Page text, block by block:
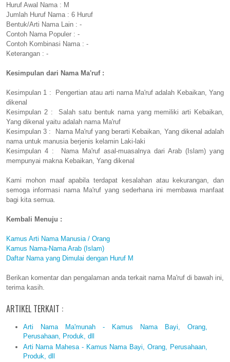
Huruf Awal Nama : M
Jumlah Huruf Nama : 6 Huruf
Bentuk/Arti Nama Lain : -
Contoh Nama Populer : -
Contoh Kombinasi Nama : -
Keterangan : -
Kesimpulan dari Nama Ma'ruf :
Kesimpulan 1 : Pengertian atau arti nama Ma'ruf adalah Kebaikan, Yang
dikenal
Kesimpulan 2 : Salah satu bentuk nama yang memiliki arti Kebaikan,
Yang dikenal yaitu adalah nama Ma'ruf
Kesimpulan 3 : Nama Ma'ruf yang berarti Kebaikan, Yang dikenal adalah
nama untuk manusia berjenis kelamin Laki-laki
Kesimpulan 4 : Nama Ma'ruf asal-muasalnya dari Arab (Islam) yang
mempunyai makna Kebaikan, Yang dikenal
Kami mohon maaf apabila terdapat kesalahan atau kekurangan, dan
semoga informasi nama Ma'ruf yang sederhana ini membawa manfaat
bagi kita semua.
Kembali Menuju :
Kamus Arti Nama Manusia / Orang
Kamus Nama-Nama Arab (Islam)
Daftar Nama yang Dimulai dengan Huruf M
Berikan komentar dan pengalaman anda terkait nama Ma'ruf di bawah ini,
terima kasih.
ARTIKEL TERKAIT :
Arti Nama Ma'munah - Kamus Nama Bayi, Orang,
Perusahaan, Produk, dll
Arti Nama Mahesa - Kamus Nama Bayi, Orang, Perusahaan,
Produk, dll